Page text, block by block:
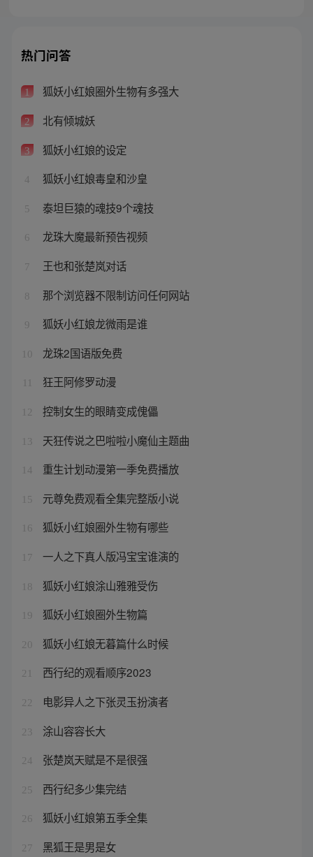
热门问答
1 狐妖小红娘圈外生物有多强大
2 北有倾城妖
3 狐妖小红娘的设定
4 狐妖小红娘毒皇和沙皇
5 泰坦巨猿的魂技9个魂技
6 龙珠大魔最新预告视频
7 王也和张楚岚对话
8 那个浏览器不限制访问任何网站
9 狐妖小红娘龙微雨是谁
10 龙珠2国语版免费
狂王阿修罗动漫
12 控制女生的眼睛变成傀儡
13 天狂传说之巴啦啦小魔仙主题曲
14 重生计划动漫第一季免费播放
15 元尊免费观看全集完整版小说
16 狐妖小红娘圈外生物有哪些
17 一人之下真人版冯宝宝谁演的
18 狐妖小红娘涂山雅雅受伤
19 狐妖小红娘圈外生物篇
20 狐妖小红娘无暮篇什么时候
21 西行纪的观看顺序2023
22 电影异人之下张灵玉扮演者
23 涂山容容长大
24 张楚岚天赋是不是很强
25 西行纪多少集完结
26 狐妖小红娘第五季全集
27 黑狐王是男是女